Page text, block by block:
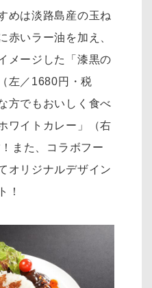
めは淡路島産の玉ね
赤いラー油を加え、
メージした「漆黒の
左／1680円・税
方でもおいしく食べ
ワイトカレー」（右
また、コラボフー
オリジナルデザイン
！